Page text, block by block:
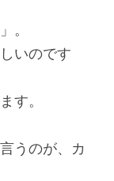
。
いのです
す。
うのが、カ